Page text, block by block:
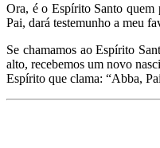
Ora, é o Espírito Santo quem
Pai, dará testemunho a meu
Se chamamos ao Espírito
alto, recebemos um novo
Espírito que clama: “Abba,